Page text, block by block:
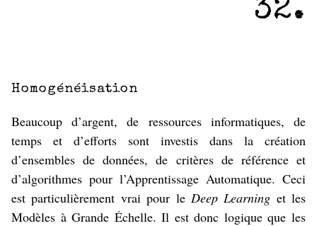
32
Homogénéisation
Beaucoup d’argent, de ressources informatiques, de
temps et d’efforts sont investis dans la création
d’ensembles de données, de critères de référence et
d’algorithmes pour l’Apprentissage Automatique. Ceci
est particulièrement vrai pour le Deep Learning et les
Modèles à Grande Échelle. Il est donc logique que les